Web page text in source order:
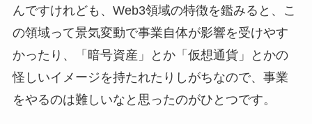
んですけれども、Web3領域の特徴を鑑みると、こ
の領域って景気変動で事業自体が影響を受けやす
かったり、「暗号資産」とか「仮想通貨」とかの
怪しいイメージを持たれたりしがちなので、事業
をやるのは難しいなと思ったのがひとつです。